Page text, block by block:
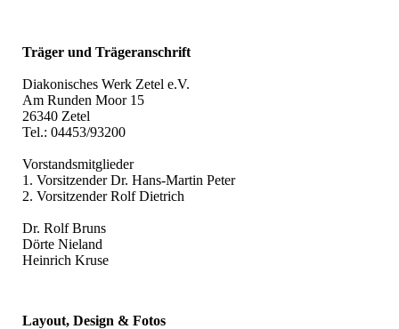
Träger und Trägeranschrift
Diakonisches Werk Zetel e.V.
Am Runden Moor 15
26340 Zetel
Tel.: 04453/93200
Vorstandsmitglieder
1. Vorsitzender Dr. Hans-Martin Peter
2. Vorsitzender Rolf Dietrich
Dr. Rolf Bruns
Dörte Nieland
Heinrich Kruse
Layout, Design & Fotos